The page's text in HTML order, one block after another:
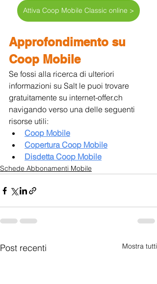
Attiva Coop Mobile Classic online >
Approfondimento su
Coop Mobile
Se fossi alla ricerca di ulteriori
informazioni su Salt le puoi trovare
gratuitamente su internet-offer.ch
navigando verso una delle seguenti
risorse utili:
Coop Mobile
Copertura Coop Mobile
Disdetta Coop Mobile
Schede Abbonamenti Mobile
Post recenti Mostra tutti